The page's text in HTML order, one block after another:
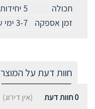
תכולה
5 יחידות (1.18 ₪ ליחידה)
זמן אספקה
3-7 ימי עסקים
חוות דעת על המוצר
0חוות דעת (אין דירוג)